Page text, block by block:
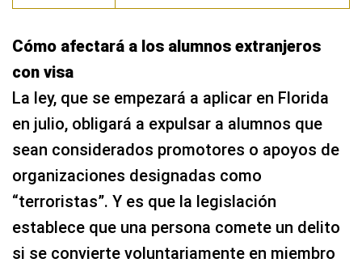
Cómo afectará a los alumnos extranjeros
con visa
La ley, que se empezará a aplicar en Florida
en julio, obligará a expulsar a alumnos que
sean considerados promotores o apoyos de
organizaciones designadas como
“terroristas”. Y es que la legislación
establece que una persona comete un delito
si se convierte voluntariamente en miembro